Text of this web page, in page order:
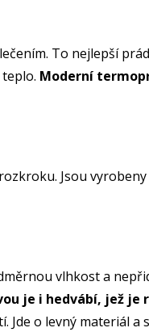
To nejlepší
Moderní
Jsou
vlhkost a
je i hedvábí, jež je
Jde o levný materiál